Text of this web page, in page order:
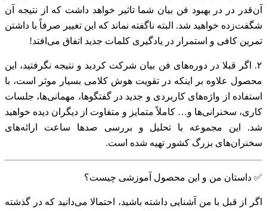
آن‌قدر در در بهبود فن بیان شما تاثیر خواهد داشت که از نتیجه آن
شگفت‌زده خواهید شد. البته ناگفته نماند که این تغییر صرفاً با داشتن
تمرین کافی و استمرار در یادگیری کلمات جدید اتفاق می‌افتد!
۲. اگر قبلا در دوره‌های فن بیان شرکت کردید و نتیجه نگرفتید، این
محصول علاوه بر اینکه در تقویت هوش کلامی‌ بسیار موثر است، با
استفاده از واژه‌های کاربردی و جدید در گفتگوها، مهمانی‌ها، جلسات
کاری، سخنرانی‌ها و… کاملاً متمایز و متفاوت از دیگران دیده خواهید
شد. این مجموعه با تحلیل و بررسی صدها ساعت ارائه‌های
سخنران‌های بزرگ کشور تهیه شده است.
✅ داستان من و این محصول آموزشی چیست؟
اگر از قبل با من آشنایی داشته باشید، احتمالا می‌دانید که در گذشته